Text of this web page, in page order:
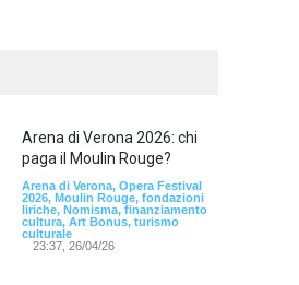
Arena di Verona 2026: chi
paga il Moulin Rouge?
Arena di Verona, Opera Festival
2026, Moulin Rouge, fondazioni
liriche, Nomisma, finanziamento
cultura, Art Bonus, turismo
culturale
23:37, 26/04/26